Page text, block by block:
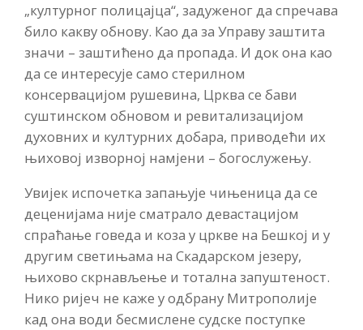
„културног полицајца“, задуженог да спречава
било какву обнову. Као да за Управу заштита
значи – заштићено да пропада. И док она као
да се интересује само стерилном
консервацијом рушевина, Црква се бави
суштинском обновом и ревитализацијом
духовних и културних добара, приводећи их
њиховој изворној намјени – богослужењу.
Увијек испочетка запањује чињеница да се
деценијама није сматрало девастацијом
спраћање говеда и коза у цркве на Бешкој и у
другим светињама на Скадарском језеру,
њихово скрнављење и тотална запуштеност.
Нико ријеч не каже у одбрану Митрополије
кад она води бесмислене судске поступке